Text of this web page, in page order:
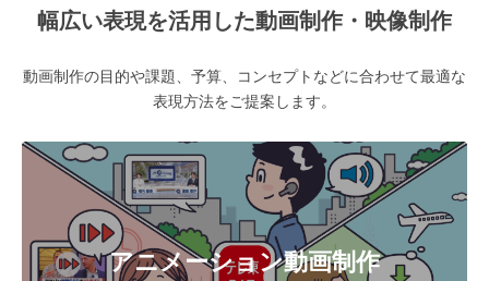
幅広い表現を活用した動画制作・映像制作
動画制作の目的や課題、予算、コンセプトなどに合わせて最適な
表現方法をご提案します。
アニメーション動画制作